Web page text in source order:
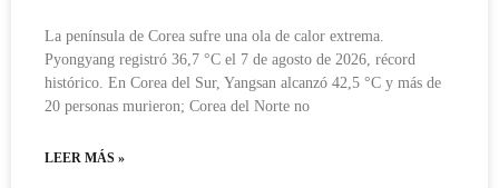
La península de Corea sufre una ola de calor extrema.
Pyongyang registró 36,7 °C el 7 de agosto de 2026, récord
histórico. En Corea del Sur, Yangsan alcanzó 42,5 °C y más de
20 personas murieron; Corea del Norte no
LEER MÁS »